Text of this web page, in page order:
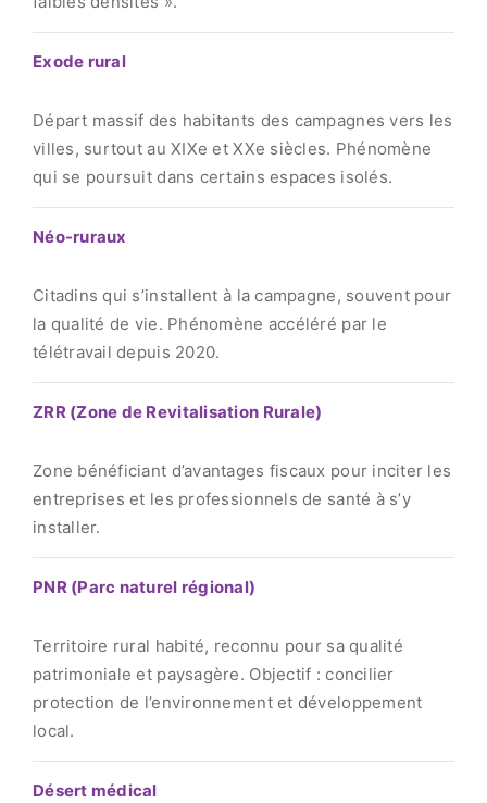
Exode rural
Départ massif des habitants des campagnes vers les
villes, surtout au XIXe et XXe siècles. Phénomène
qui se poursuit dans certains espaces isolés.
Néo-ruraux
Citadins qui s’installent à la campagne, souvent pour
la qualité de vie. Phénomène accéléré par le
télétravail depuis 2020.
ZRR (Zone de Revitalisation Rurale)
Zone bénéficiant d’avantages fiscaux pour inciter les
entreprises et les professionnels de santé à s’y
installer.
PNR (Parc naturel régional)
Territoire rural habité, reconnu pour sa qualité
patrimoniale et paysagère. Objectif : concilier
protection de l’environnement et développement
local.
Désert médical